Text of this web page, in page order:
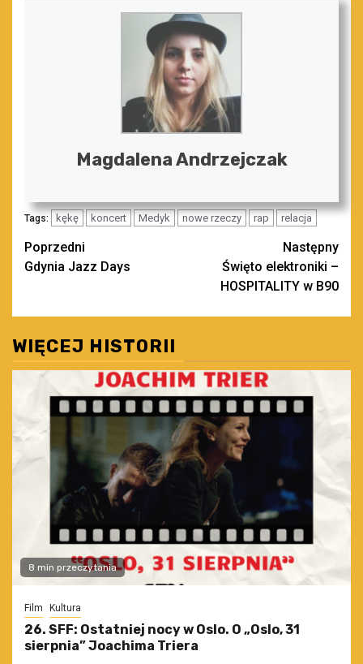
Magdalena Andrzejczak
Tags: kękę koncert Medyk nowe rzeczy rap relacja
Zobacz
wpisy
Poprzedni
Gdynia Jazz Days
Następny
Święto elektroniki –
HOSPITALITY w B90
WIĘCEJ HISTORII
8 min przeczytania
Film Kultura
26. SFF: Ostatniej nocy w Oslo. O „Oslo, 31
sierpnia” Joachima Triera